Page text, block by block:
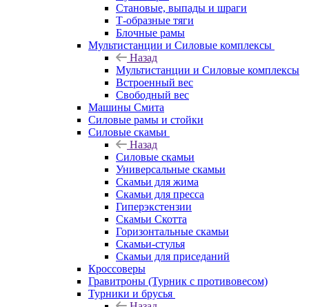
Становые, выпады и шраги
Т-образные тяги
Блочные рамы
Мультистанции и Силовые комплексы
Назад
Мультистанции и Силовые комплексы
Встроенный вес
Свободный вес
Машины Смита
Силовые рамы и стойки
Силовые скамьи
Назад
Силовые скамьи
Универсальные скамьи
Скамьи для жима
Скамьи для пресса
Гиперэкстензии
Скамьи Скотта
Горизонтальные скамьи
Скамьи-стулья
Скамьи для приседаний
Кроссоверы
Гравитроны (Турник с противовесом)
Турники и брусья